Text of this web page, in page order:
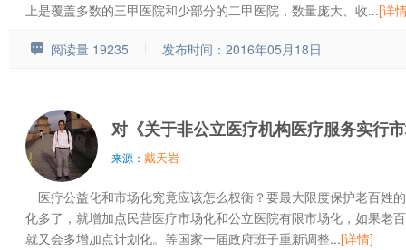
上是覆盖多数的三甲医院和少部分的二甲医院，数量庞大、收...[详
阅读量 19235 发布时间：2016年05月18日
对《关于非公立医疗机构医疗服务实行
来源： 戴天岩
医疗公益化和市场化究竟应该怎么权衡？要最大限度保护老百姓
化多了，就增加点民营医疗市场化和公立医院有限市场化，如果老
就又会多增加点计划化。等国家一届政府班子重新调整...[详情]